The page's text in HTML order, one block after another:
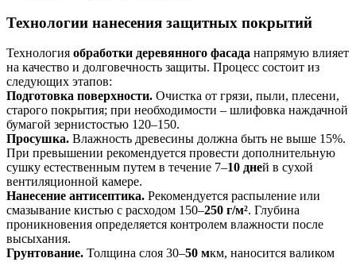
Технологии нанесения защитных покрытий
Технология обработки деревянного фасада напрямую влияет
на качество и долговечность защиты. Процесс состоит из
следующих этапов:
Подготовка поверхности. Очистка от грязи, пыли, плесени,
старого покрытия; при необходимости – шлифовка наждачной
бумагой зернистостью 120–150.
Просушка. Влажность древесины должна быть не выше 15%.
При превышении рекомендуется провести дополнительную
сушку естественным путем в течение 7–10 дней в сухой
вентиляционной камере.
Нанесение антисептика. Рекомендуется распыление или
смазывание кистью с расходом 150–250 г/м². Глубина
проникновения определяется контролем влажности после
высыхания.
Грунтование. Толщина слоя 30–50 мкм, наносится валиком